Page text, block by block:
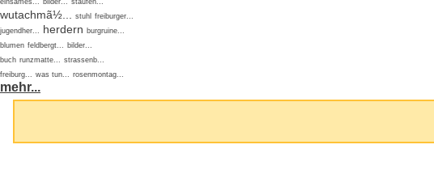
einsames... bilder... staufen...
wutachmã½... stuhl freiburger...
jugendher... herdern burgruine...
blumen feldbergt... bilder...
buch runzmatte... strassenb...
freiburg... was tun... rosenmontag...
mehr...